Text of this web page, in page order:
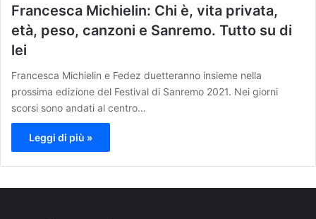
Francesca Michielin: Chi è, vita privata,
età, peso, canzoni e Sanremo. Tutto su di
lei
Francesca Michielin e Fedez duetteranno insieme nella
prossima edizione del Festival di Sanremo 2021. Nei giorni
scorsi sono andati al centro…
Leggi di più »